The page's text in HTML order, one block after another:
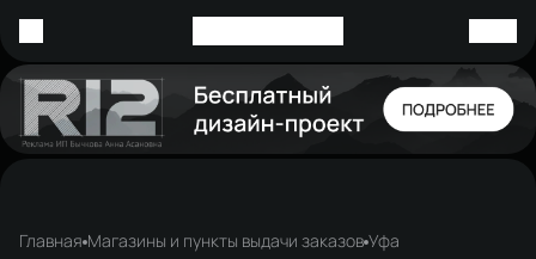
Главная Магазины и пункты выдачи заказов Уфа